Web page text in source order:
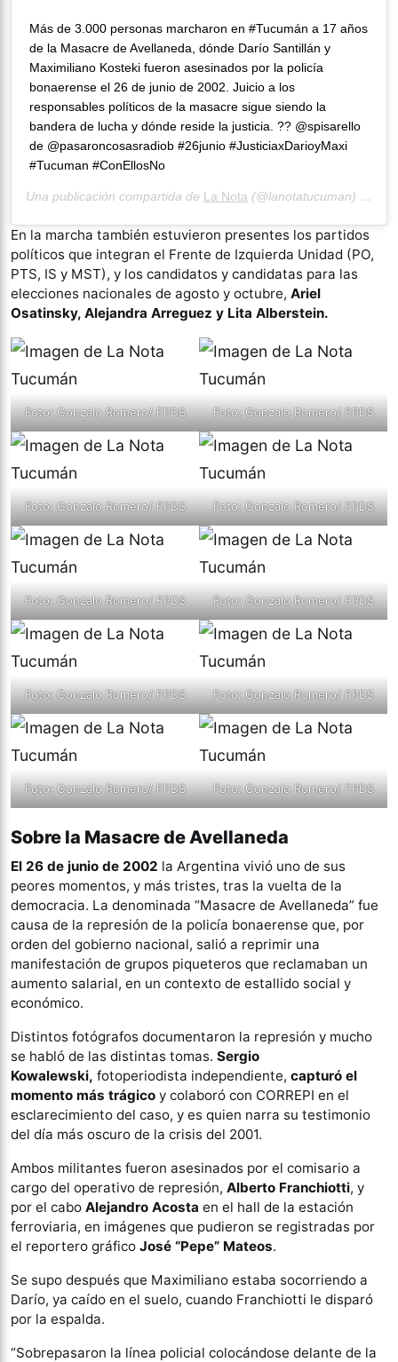
Más de 3.000 personas marcharon en #Tucumán a 17 años
de la Masacre de Avellaneda, dónde Darío Santillán y
Maximiliano Kosteki fueron asesinados por la policía
bonaerense el 26 de junio de 2002. Juicio a los
responsables políticos de la masacre sigue siendo la
bandera de lucha y dónde reside la justicia. ?️? @spisarello
de @pasaroncosasradiob #26junio #JusticiaxDarioyMaxi
#Tucuman #ConEllosNo
Una publicación compartida de La Nota (@lanotatucuman) el
En la marcha también estuvieron presentes los partidos
políticos que integran el Frente de Izquierda Unidad (PO,
PTS, IS y MST), y los candidatos y candidatas para las
elecciones nacionales de agosto y octubre, Ariel
Osatinsky, Alejandra Arreguez y Lita Alberstein.
Foto: Gonzalo Romero/ FPDS Foto: Gonzalo Romero/ FPDS
Foto: Gonzalo Romero/ FPDS Foto: Gonzalo Romero/ FPDS
Foto: Gonzalo Romero/ FPDS Foto: Gonzalo Romero/ FPDS
Foto: Gonzalo Romero/ FPDS Foto: Gonzalo Romero/ FPDS
Foto: Gonzalo Romero/ FPDS Foto: Gonzalo Romero/ FPDS
Sobre la Masacre de Avellaneda
El 26 de junio de 2002 la Argentina vivió uno de sus
peores momentos, y más tristes, tras la vuelta de la
democracia. La denominada “Masacre de Avellaneda” fue
causa de la represión de la policía bonaerense que, por
orden del gobierno nacional, salió a reprimir una
manifestación de grupos piqueteros que reclamaban un
aumento salarial, en un contexto de estallido social y
económico.
Distintos fotógrafos documentaron la represión y mucho
se habló de las distintas tomas. Sergio
Kowalewski, fotoperiodista independiente, capturó el
momento más trágico y colaboró con CORREPI en el
esclarecimiento del caso, y es quien narra su testimonio
del día más oscuro de la crisis del 2001.
Ambos militantes fueron asesinados por el comisario a
cargo del operativo de represión, Alberto Franchiotti, y
por el cabo Alejandro Acosta en el hall de la estación
ferroviaria, en imágenes que pudieron se registradas por
el reportero gráfico José “Pepe” Mateos.
Se supo después que Maximiliano estaba socorriendo a
Darío, ya caído en el suelo, cuando Franchiotti le disparó
por la espalda.
“Sobrepasaron la línea policial colocándose delante de la